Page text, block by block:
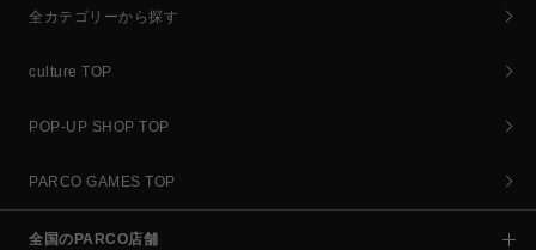
全カテゴリーから探す
culture TOP
POP-UP SHOP TOP
PARCO GAMES TOP
全国のPARCO店舗